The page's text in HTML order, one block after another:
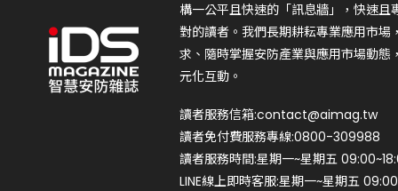
構一公平且快速的「訊息牆」，快速
對的讀者。我們長期耕耘專業應用市場
求、隨時掌握安防產業與應用市場動態
元化互動。
讀者服務信箱:contact@aimag.tw
讀者免付費服務專線:0800-309988
讀者服務時間:星期一~星期五
LINE線上即時客服:星期一~星期五